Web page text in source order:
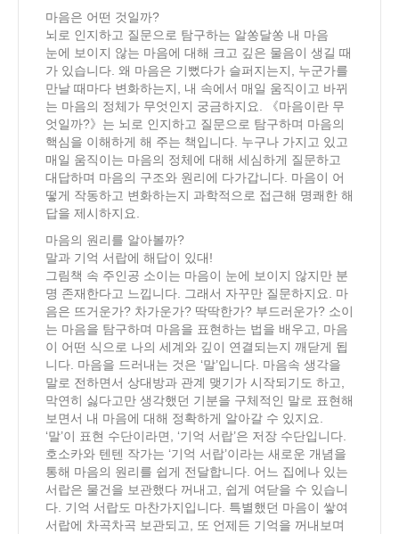
마음은 어떤 것일까?
뇌로 인지하고 질문으로 탐구하는 알쏭달쏭 내 마음
눈에 보이지 않는 마음에 대해 크고 깊은 물음이 생길 때
가 있습니다. 왜 마음은 기뻤다가 슬퍼지는지, 누군가를
만날 때마다 변화하는지, 내 속에서 매일 움직이고 바뀌
는 마음의 정체가 무엇인지 궁금하지요. 《마음이란 무
엇일까?》는 뇌로 인지하고 질문으로 탐구하며 마음의
핵심을 이해하게 해 주는 책입니다. 누구나 가지고 있고
매일 움직이는 마음의 정체에 대해 세심하게 질문하고
대답하며 마음의 구조와 원리에 다가갑니다. 마음이 어
떻게 작동하고 변화하는지 과학적으로 접근해 명쾌한 해
답을 제시하지요.
마음의 원리를 알아볼까?
말과 기억 서랍에 해답이 있대!
그림책 속 주인공 소이는 마음이 눈에 보이지 않지만 분
명 존재한다고 느낍니다. 그래서 자꾸만 질문하지요. 마
음은 뜨거운가? 차가운가? 딱딱한가? 부드러운가? 소이
는 마음을 탐구하며 마음을 표현하는 법을 배우고, 마음
이 어떤 식으로 나의 세계와 깊이 연결되는지 깨닫게 됩
니다. 마음을 드러내는 것은 ‘말’입니다. 마음속 생각을
말로 전하면서 상대방과 관계 맺기가 시작되기도 하고,
막연히 싫다고만 생각했던 기분을 구체적인 말로 표현해
보면서 내 마음에 대해 정확하게 알아갈 수 있지요.
‘말’이 표현 수단이라면, ‘기억 서랍’은 저장 수단입니다.
호소카와 텐텐 작가는 ‘기억 서랍’이라는 새로운 개념을
통해 마음의 원리를 쉽게 전달합니다. 어느 집에나 있는
서랍은 물건을 보관했다 꺼내고, 쉽게 여닫을 수 있습니
다. 기억 서랍도 마찬가지입니다. 특별했던 마음이 쌓여
서랍에 차곡차곡 보관되고, 또 언제든 기억을 꺼내보며